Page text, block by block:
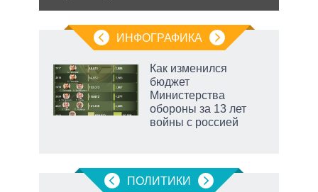
ИНФОГРАФИКА
Как изменился
бюджет
Министерства
обороны за 13 лет
войны с россией
ПОЛИТИКИ